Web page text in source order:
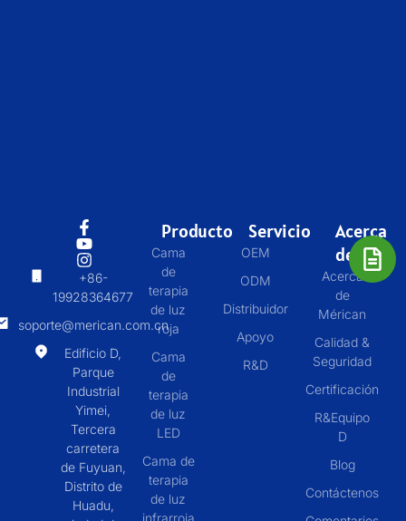
+86-
19928364677
soporte@merican.com.cn
Edificio D,
Parque
Industrial
Yimei,
Tercera
carretera
de Fuyuan,
Distrito de
Huadu,
Producto
Cama
de
terapia
de luz
roja
Cama
de
terapia
de luz
LED
Cama de
terapia
de luz
Servicio
OEM
ODM
Distribuidor
Apoyo
R&D
Acerca
de
Acerca
de
Mérican
Calidad &
Seguridad
Certificación
R&Equipo
D
Blog
Contáctenos